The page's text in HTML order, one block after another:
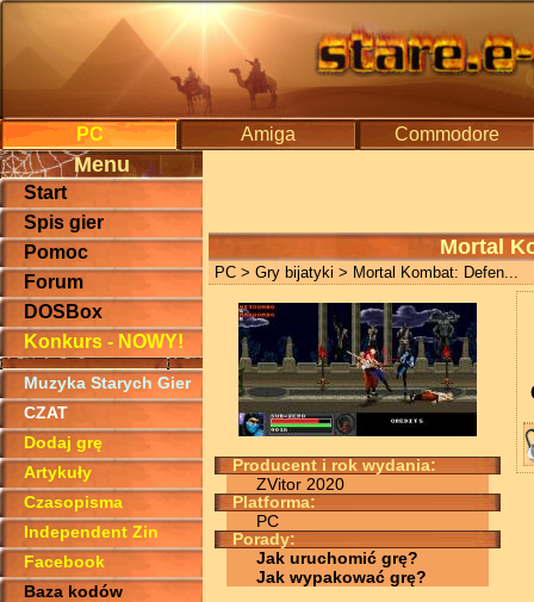
PC Amiga Commodore
Menu
Start
Spis gier
Pomoc
Forum
DOSBox
Konkurs - NOWY!
Muzyka Starych Gier
CZAT
Dodaj grę
Artykuły
Czasopisma
Independent Zin
Facebook
Baza kodów
Mortal
PC > Gry bijatyki > Mortal Kombat: Defen...
Producent i rok wydania:
ZVitor 2020
Platforma:
PC
Porady:
Jak uruchomić grę?
Jak wypakować grę?